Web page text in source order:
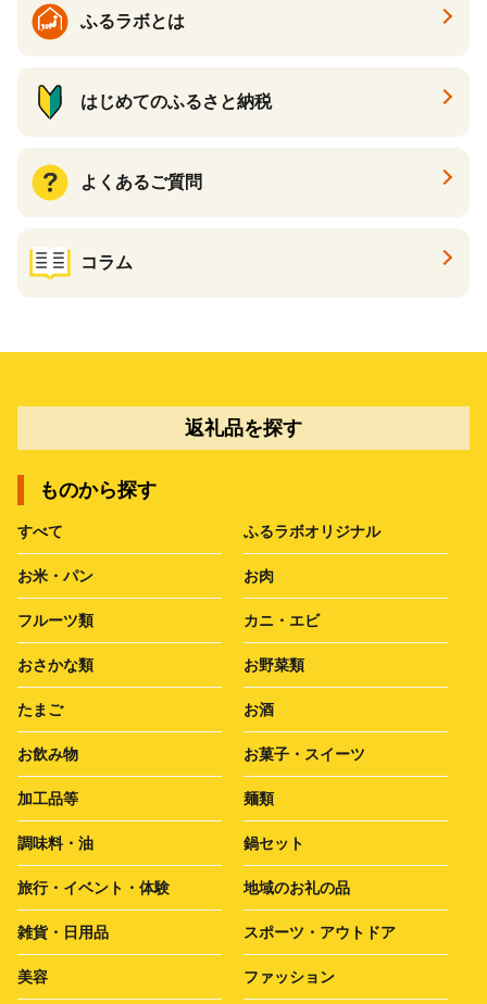
ふるラボとは
はじめてのふるさと納税
よくあるご質問
コラム
返礼品を探す
ものから探す
すべて ふるラボオリジナル
お米・パン お肉
フルーツ類 カニ・エビ
おさかな類 お野菜類
たまご お酒
お飲み物 お菓子・スイーツ
加工品等 麺類
調味料・油 鍋セット
旅行・イベント・体験 地域のお礼の品
雑貨・日用品 スポーツ・アウトドア
美容 ファッション